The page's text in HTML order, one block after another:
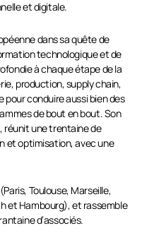
et digitale.
dans sa quête de
technologique et de
à chaque étape de la
production, supply chain,
pour conduire aussi bien des
de bout en bout. Son
réunit une trentaine de
et optimisation, avec une
Toulouse, Marseille,
et Hambourg), et rassemble
d’associés.